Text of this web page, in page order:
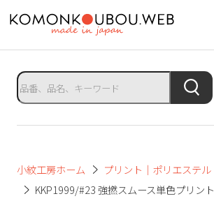
小紋工房ホーム
プリント｜ポリエステル
KKP1999/#23 強撚スムース単色プリント